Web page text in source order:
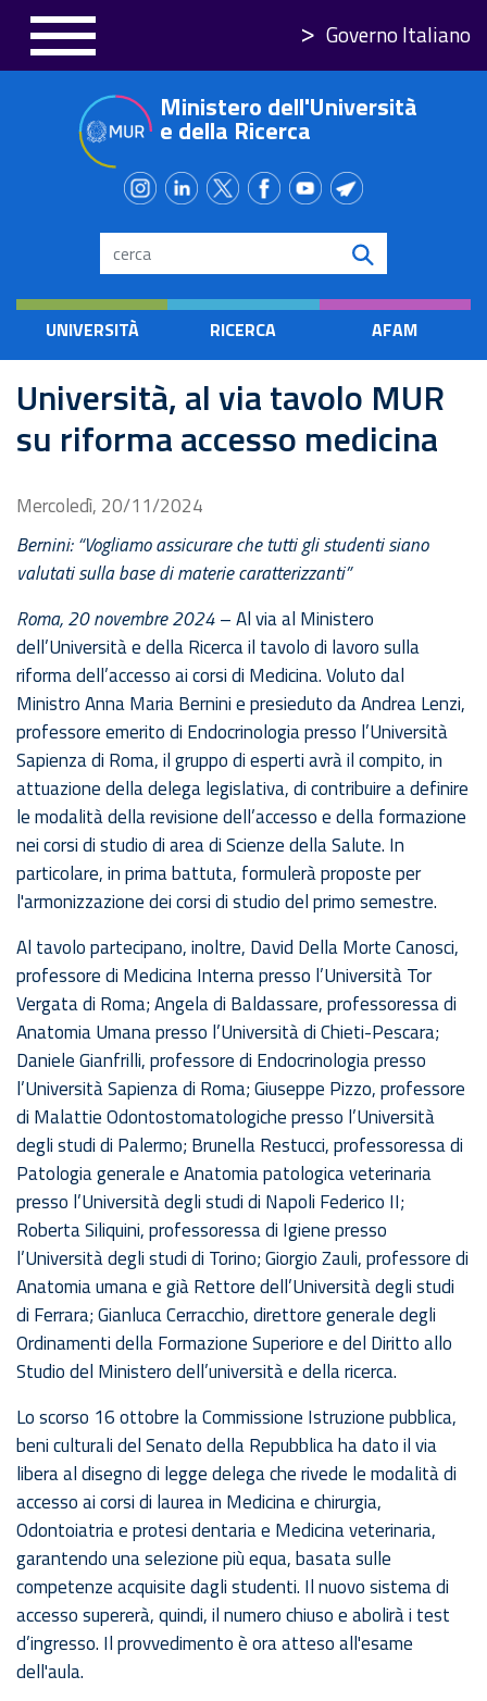
principale
Governo Italiano
Ministero dell'Università
e della Ricerca
Search
UNIVERSITÀ RICERCA AFAM
Università, al via tavolo MUR
su riforma accesso medicina
Mercoledì, 20/11/2024
Bernini: “Vogliamo assicurare che tutti gli studenti siano
valutati sulla base di materie caratterizzanti”
Roma, 20 novembre 2024– Al via al Ministero
dell’Università e della Ricerca il tavolo di lavoro sulla
riforma dell’accesso ai corsi di Medicina. Voluto dal
Ministro Anna Maria Bernini e presieduto da Andrea Lenzi,
professore emerito di Endocrinologia presso l’Università
Sapienza di Roma, il gruppo di esperti avrà il compito, in
attuazione della delega legislativa, di contribuire a definire
le modalità della revisione dell’accesso e della formazione
nei corsi di studio di area di Scienze della Salute. In
particolare, in prima battuta, formulerà proposte per
l'armonizzazione dei corsi di studio del primo semestre.
Al tavolo partecipano, inoltre, David Della Morte Canosci,
professore di Medicina Interna presso l’Università Tor
Vergata di Roma; Angela di Baldassare, professoressa di
Anatomia Umana presso l’Università di Chieti-Pescara;
Daniele Gianfrilli, professore di Endocrinologia presso
l’Università Sapienza di Roma; Giuseppe Pizzo, professore
di Malattie Odontostomatologiche presso l’Università
degli studi di Palermo; Brunella Restucci, professoressa di
Patologia generale e Anatomia patologica veterinaria
presso l’Università degli studi di Napoli Federico II;
Roberta Siliquini, professoressa di Igiene presso
l’Università degli studi di Torino; Giorgio Zauli, professore di
Anatomia umana e già Rettore dell’Università degli studi
di Ferrara; Gianluca Cerracchio, direttore generale degli
Ordinamenti della Formazione Superiore e del Diritto allo
Studio del Ministero dell’università e della ricerca.
Lo scorso 16 ottobre la Commissione Istruzione pubblica,
beni culturali del Senato della Repubblica ha dato il via
libera al disegno di legge delega che rivede le modalità di
accesso ai corsi di laurea in Medicina e chirurgia,
Odontoiatria e protesi dentaria e Medicina veterinaria,
garantendo una selezione più equa, basata sulle
competenze acquisite dagli studenti. Il nuovo sistema di
accesso supererà, quindi, il numero chiuso e abolirà i test
d’ingresso. Il provvedimento è ora atteso all'esame
dell'aula.